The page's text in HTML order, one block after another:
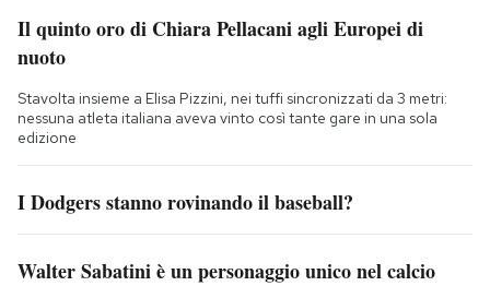
Il quinto oro di Chiara Pellacani agli Europei di
nuoto
Stavolta insieme a Elisa Pizzini, nei tuffi sincronizzati da 3 metri:
nessuna atleta italiana aveva vinto così tante gare in una sola
edizione
I Dodgers stanno rovinando il baseball?
Walter Sabatini è un personaggio unico nel calcio